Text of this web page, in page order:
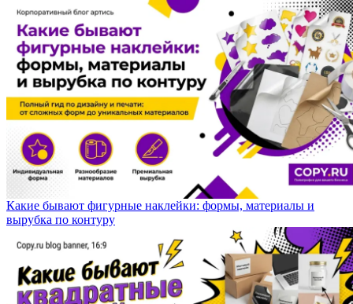
Какие бывают фигурные наклейки: формы, материалы и
вырубка по контуру